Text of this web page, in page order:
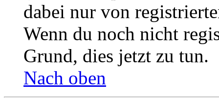
dabei nur von
Wenn du noch nicht
Grund, dies jetzt zu tun.
Nach oben